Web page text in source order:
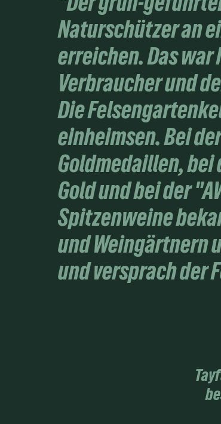
Naturschützer an
erreichen. Das
Verbraucher und
Die
einheimsen. Bei
Goldmedaillen,
Gold und bei der
Spitzenweine
und Weingärtnern
und versprach der